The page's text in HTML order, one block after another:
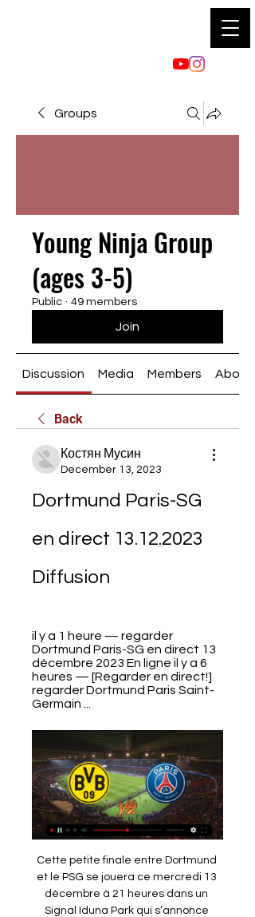
Groups
Young Ninja Group
(ages 3-5)
Public · 49 members
Join
Discussion Media Members About
Back
Костян Мусин
December 13, 2023
Dortmund Paris-SG
en direct 13.12.2023
Diffusion
il y a 1 heure — regarder
Dortmund Paris-SG en direct 13
décembre 2023 En ligne il y a 6
heures — [Regarder en direct!]
regarder Dortmund Paris Saint-
Germain ...
Cette petite finale entre Dortmund
et le PSG se jouera ce mercredi 13
décembre à 21 heures dans un
Signal Iduna Park qui s’annonce